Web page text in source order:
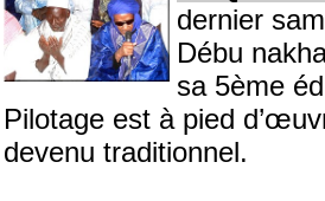
dernier
Débu
sa 5ème
Pilotage est à pied
devenu traditionnel.